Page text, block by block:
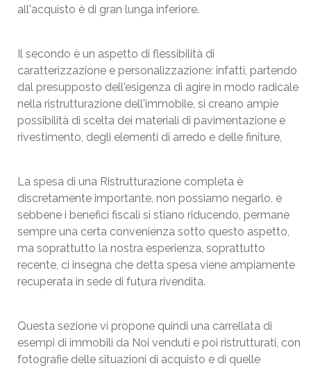
all'acquisto è di gran lunga inferiore.
Il secondo è un aspetto di flessibilità di
caratterizzazione e personalizzazione: infatti, partendo
dal presupposto dell'esigenza di agire in modo radicale
nella ristrutturazione dell'immobile, si creano ampie
possibilità di scelta dei materiali di pavimentazione e
rivestimento, degli elementi di arredo e delle finiture,
La spesa di una Ristrutturazione completa è
discretamente importante, non possiamo negarlo, e
sebbene i benefici fiscali si stiano riducendo, permane
sempre una certa convenienza sotto questo aspetto,
ma soprattutto la nostra esperienza, soprattutto
recente, ci insegna che detta spesa viene ampiamente
recuperata in sede di futura rivendita.
Questa sezione vi propone quindi una carrellata di
esempi di immobili da Noi venduti e poi ristrutturati, con
fotografie delle situazioni di acquisto e di quelle